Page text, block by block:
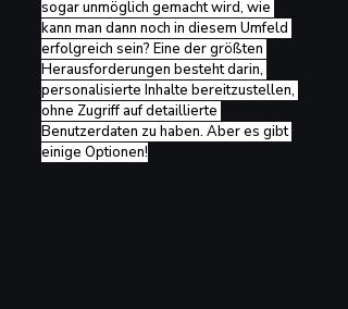
sogar unmöglich gemacht wird, wie
kann man dann noch in diesem Umfeld
erfolgreich sein? Eine der größten
Herausforderungen besteht darin,
personalisierte Inhalte bereitzustellen,
ohne Zugriff auf detaillierte
Benutzerdaten zu haben. Aber es gibt
einige Optionen!